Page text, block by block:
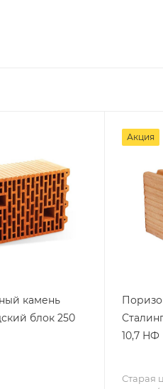
камень
блок 250
Акция
10,7 НФ
Старая